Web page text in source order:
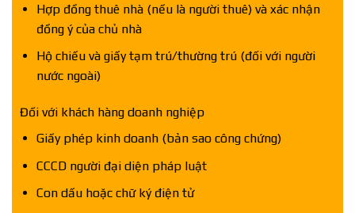
Hợp đồng thuê nhà (nếu là người thuê) và xác nhận
đồng ý của chủ nhà
Hộ chiếu và giấy tạm trú/thường trú (đối với người
nước ngoài)
Đối với khách hàng doanh nghiệp
Giấy phép kinh doanh (bản sao công chứng)
CCCD người đại diện pháp luật
Con dấu hoặc chữ ký điện tử